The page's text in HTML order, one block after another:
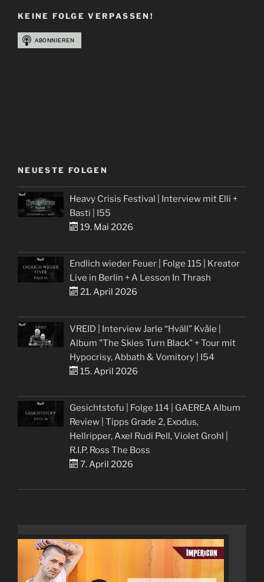
Pauli“
KEINE FOLGE VERPASSEN!
NEUESTE FOLGEN
Heavy Crisis Festival | Interview mit Elli +
Basti | I55
19. Mai 2026
Endlich wieder Feuer | Folge 115 | Kreator
Live in Berlin + A Lesson In Thrash
21. April 2026
VREID | Interview Jarle “Hváll” Kvåle |
Album "The Skies Turn Black" + Tour mit
Hypocrisy, Abbath & Vomitory | I54
15. April 2026
Gesichtstofu | Folge 114 | GAEREA Album
Review | Tipps Grade 2, Exodus,
Hellripper, Axel Rudi Pell, Violet Grohl |
R.I.P. Ross The Boss
7. April 2026